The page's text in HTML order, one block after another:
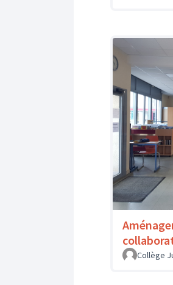
Collège